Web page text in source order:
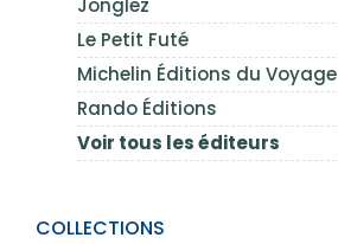
Jonglez
Le Petit Futé
Michelin Éditions du Voyage
Rando Éditions
Voir tous les éditeurs
COLLECTIONS